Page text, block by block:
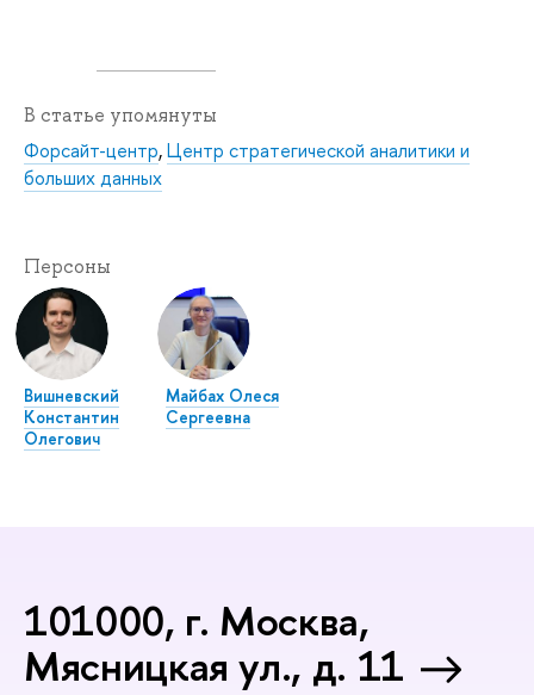
В статье упомянуты
Форсайт-центр,Центр стратегической аналитики и
больших данных
Персоны
Вишневский
Константин
Олегович
Майбах Олеся
Сергеевна
101000, г. Москва,
Мясницкая ул., д. 11